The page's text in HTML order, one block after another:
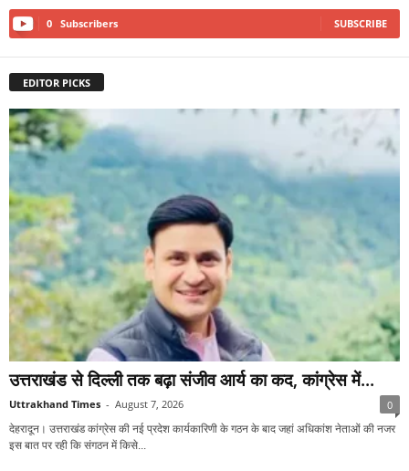
0 Subscribers SUBSCRIBE
EDITOR PICKS
उत्तराखंड से दिल्ली तक बढ़ा संजीव आर्य का कद, कांग्रेस में...
Uttrakhand Times - August 7, 2026 0
देहरादून। उत्तराखंड कांग्रेस की नई प्रदेश कार्यकारिणी के गठन के बाद जहां अधिकांश नेताओं की नजर
इस बात पर रही कि संगठन में किसे...